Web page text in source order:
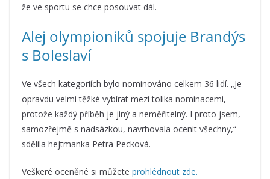
že ve sportu se chce posouvat dál.
Alej olympioniků spojuje Brandýs
s Boleslaví
Ve všech kategoriích bylo nominováno celkem 36 lidí. „Je
opravdu velmi těžké vybírat mezi tolika nominacemi,
protože každý příběh je jiný a neměřitelný. I proto jsem,
samozřejmě s nadsázkou, navrhovala ocenit všechny,“
sdělila hejtmanka Petra Pecková.
Veškeré oceněné si můžete prohlédnout zde.